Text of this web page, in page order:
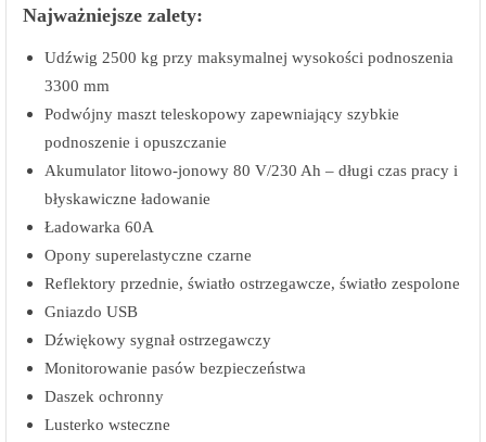
Najważniejsze zalety:
Udźwig 2500 kg przy maksymalnej wysokości podnoszenia
3300 mm
Podwójny maszt teleskopowy zapewniający szybkie
podnoszenie i opuszczanie
Akumulator litowo-jonowy 80 V/230 Ah – długi czas pracy i
błyskawiczne ładowanie
Ładowarka 60A
Opony superelastyczne czarne
Reflektory przednie, światło ostrzegawcze, światło zespolone
Gniazdo USB
Dźwiękowy sygnał ostrzegawczy
Monitorowanie pasów bezpieczeństwa
Daszek ochronny
Lusterko wsteczne